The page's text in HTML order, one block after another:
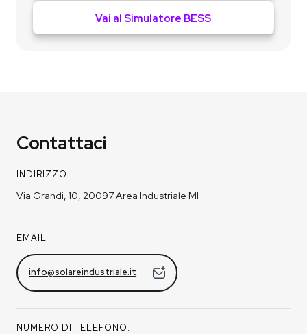
Vai al Simulatore BESS
Contattaci
INDIRIZZO
Via Grandi, 10, 20097 Area Industriale MI
EMAIL
info@solareindustriale.it
NUMERO DI TELEFONO: